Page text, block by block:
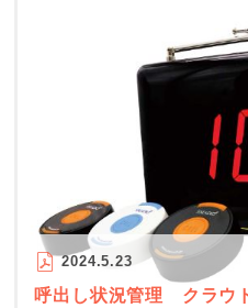
2024.5.23
呼出し状況管理 クラウ